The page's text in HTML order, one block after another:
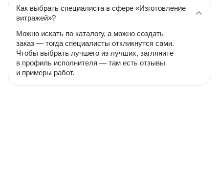
Как выбрать специалиста в сфере «Изготовление
витражей»?
Можно искать по каталогу, а можно создать
заказ — тогда специалисты откликнутся сами.
Чтобы выбрать лучшего из лучших, загляните
в профиль исполнителя — там есть отзывы
и примеры работ.